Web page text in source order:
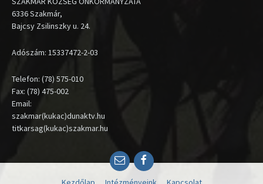
6336 Szakmár,
Bajcsy Zsilinszky u. 24.
Adószám: 15337472-2-03
Telefon: (78) 575-010
Fax: (78) 475-002
Email:
szakmar(kukac)dunaktv.hu
titkarsag(kukac)szakmar.hu
EmailFacebook